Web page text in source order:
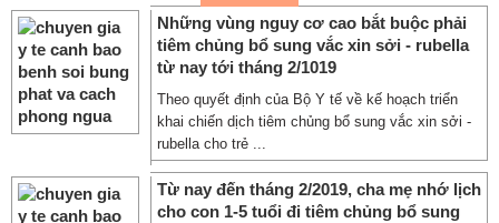
Những vùng nguy cơ cao bắt buộc phải
tiêm chủng bổ sung vắc xin sởi - rubella
từ nay tới tháng 2/1019
Theo quyết định của Bộ Y tế về kế hoạch triển
khai chiến dịch tiêm chủng bổ sung vắc xin sởi -
rubella cho trẻ ...
Từ nay đến tháng 2/2019, cha mẹ nhớ lịch
cho con 1-5 tuổi đi tiêm chủng bổ sung